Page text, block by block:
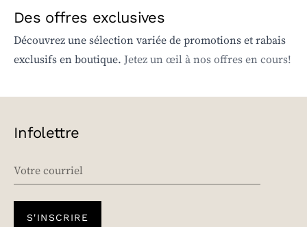
Des offres exclusives
Découvrez une sélection variée de promotions et rabais
exclusifs en boutique. Jetez un œil à nos offres en cours!
Infolettre
S'INSCRIRE